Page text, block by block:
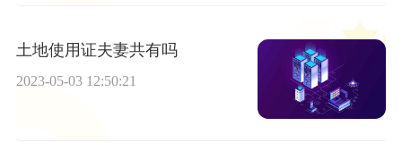
土地使用证夫妻共有吗
2023-05-03 12:50:21